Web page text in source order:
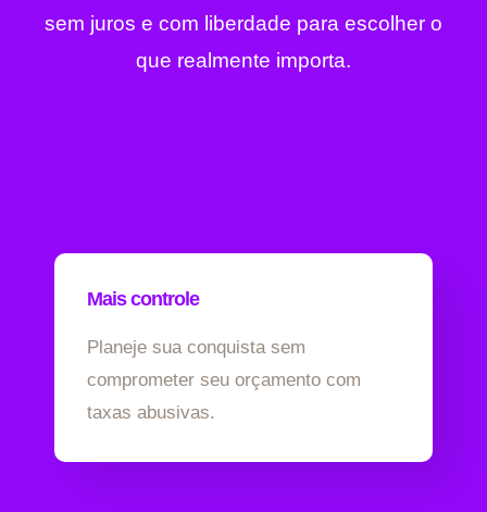
sem juros e com liberdade para escolher o
que realmente importa.
Mais controle
Planeje sua conquista sem
comprometer seu orçamento com
taxas abusivas.